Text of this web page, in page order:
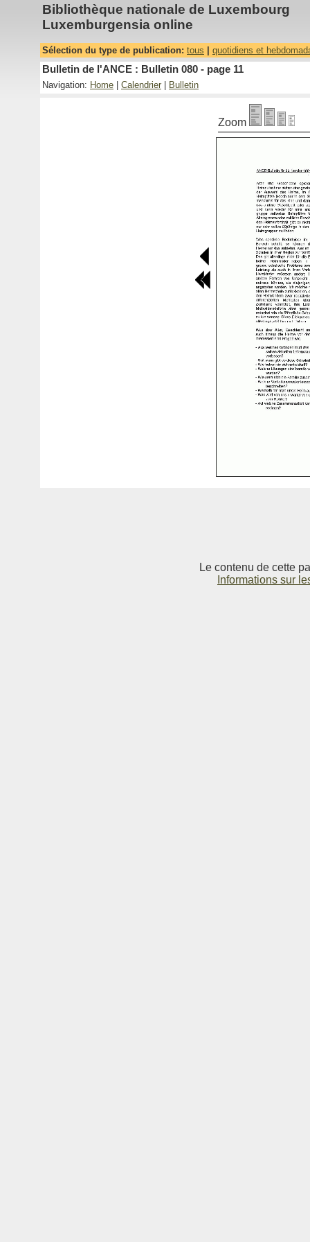
Bibliothèque nationale de Luxembourg
Luxemburgensia online
Sélection du type de publication: tous quotidiens et
Bulletin de l'ANCE : Bulletin 080 - page 11
Navigation: Home Calendrier Bulletin
Zoom
Le contenu de cette
Informations sur